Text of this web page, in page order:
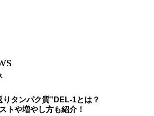
りタンパク質”DEL-1とは？
トや増やし方も紹介！